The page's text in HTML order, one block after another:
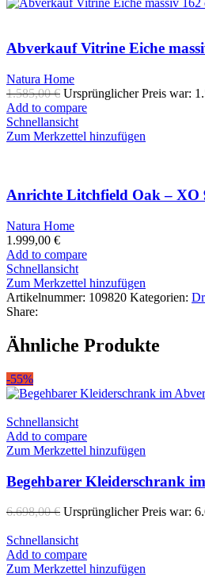
Abverkauf Vitrine Eiche
Natura Home
1.585,00€ Ursprünglicher Preis war:
Add to compare
Schnellansicht
Zum Merkzettel hinzufügen
Anrichte Litchfield Oak – XO
Natura Home
1.999,00 €
Add to compare
Schnellansicht
Zum Merkzettel hinzufügen
Artikelnummer: 109820 Kategorien:
Share:
Ähnliche Produkte
-55%
Schnellansicht
Add to compare
Zum Merkzettel hinzufügen
Begehbarer Kleiderschrank
6.698,00€ Ursprünglicher Preis war:
Schnellansicht
Add to compare
Zum Merkzettel hinzufügen